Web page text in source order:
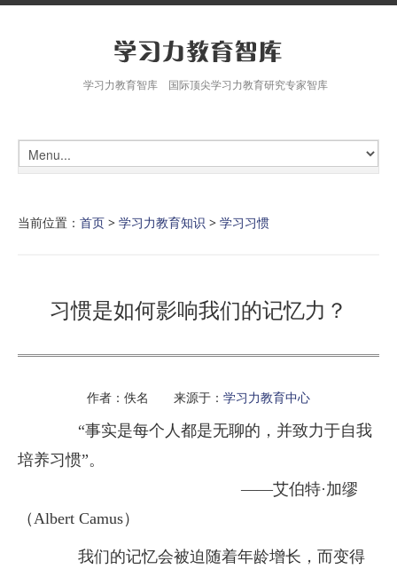
学习力教育智库 国际顶尖学习力教育研究专家智库
当前位置： 首页 > 学习力教育知识 > 学习习惯
习惯是如何影响我们的记忆力？
作者：佚名 来源于： 学习力教育中心
“事实是每个人都是无聊的，并致力于自我
培养习惯”。
——艾伯特·加缪
（Albert Camus）
我们的记忆会被迫随着年龄增长，而变得